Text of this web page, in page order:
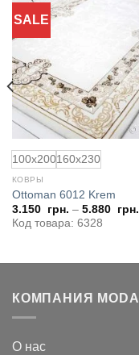
SALE
100x200160x230
КОВРЫ
Ottoman 6012 Krem
3.150 грн. – 5.880 грн.
Код товара: 6328
КОМПАНИЯ
О нас